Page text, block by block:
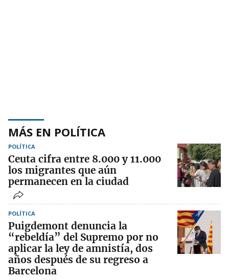
MÁS EN POLÍTICA
POLÍTICA
Ceuta cifra entre 8.000 y 11.000
los migrantes que aún
permanecen en la ciudad
POLÍTICA
Puigdemont denuncia la
“rebeldía” del Supremo por no
aplicar la ley de amnistía, dos
años después de su regreso a
Barcelona